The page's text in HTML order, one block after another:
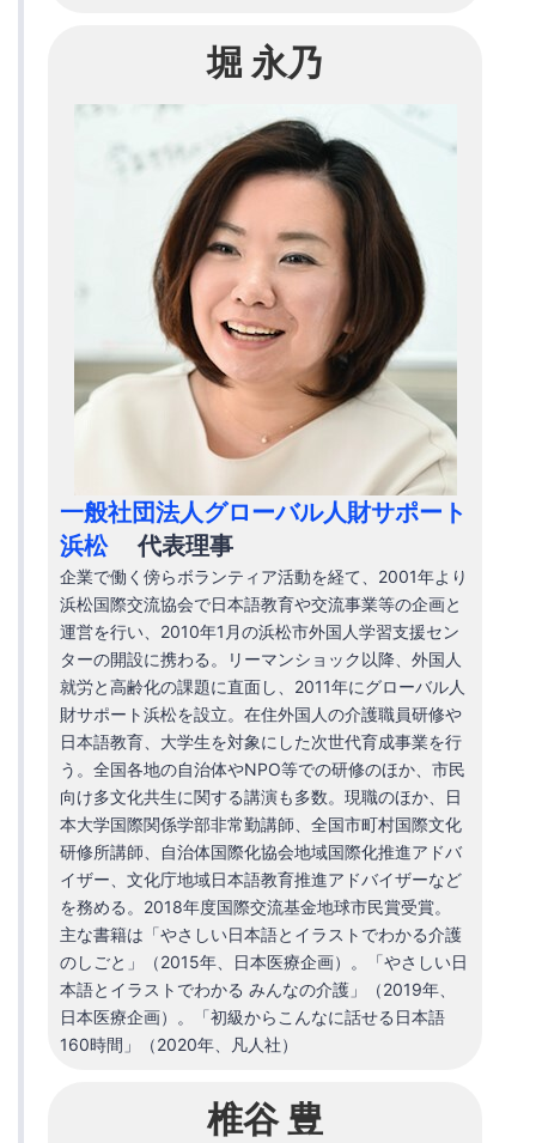
堀 永乃
一般社団法人グローバル人財サポート
浜松
代表理事
企業で働く傍らボランティア活動を経て、2001年より
浜松国際交流協会で日本語教育や交流事業等の企画と
運営を行い、2010年1月の浜松市外国人学習支援セン
ターの開設に携わる。リーマンショック以降、外国人
就労と高齢化の課題に直面し、2011年にグローバル人
財サポート浜松を設立。在住外国人の介護職員研修や
日本語教育、大学生を対象にした次世代育成事業を行
う。全国各地の自治体やNPO等での研修のほか、市民
向け多文化共生に関する講演も多数。現職のほか、日
本大学国際関係学部非常勤講師、全国市町村国際文化
研修所講師、自治体国際化協会地域国際化推進アドバ
イザー、文化庁地域日本語教育推進アドバイザーなど
を務める。2018年度国際交流基金地球市民賞受賞。
主な書籍は「やさしい日本語とイラストでわかる介護
のしごと」（2015年、日本医療企画）。「やさしい日
本語とイラストでわかる みんなの介護」（2019年、
日本医療企画）。「初級からこんなに話せる日本語
160時間」（2020年、凡人社）
椎谷 豊